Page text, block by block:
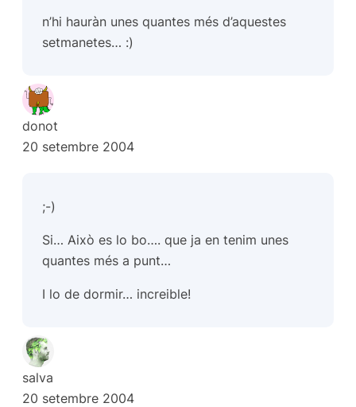
n’hi hauràn unes quantes més d’aquestes
setmanetes… :)
donot
20 setembre 2004
;-)
Si… Això es lo bo…. que ja en tenim unes
quantes més a punt…
I lo de dormir… increible!
salva
20 setembre 2004